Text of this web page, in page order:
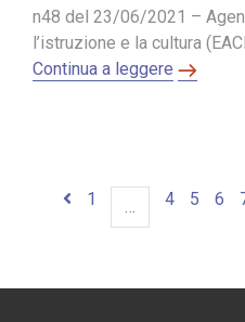
n48 del 23/06/2021 –
l’istruzione e la cultura
Continua a leggere
1 … 4 5 6